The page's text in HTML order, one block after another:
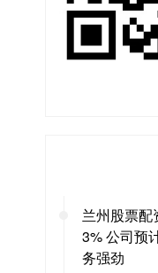
兰州股票配
3% 公司预
务强劲